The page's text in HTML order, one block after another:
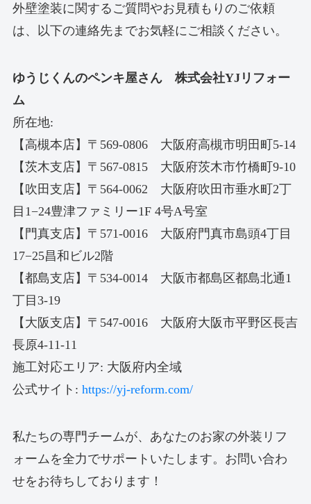
外壁塗装に関するご質問やお見積もりのご依頼
は、以下の連絡先までお気軽にご相談ください。
ゆうじくんのペンキ屋さん 株式会社YJリフォー
ム
所在地:
【高槻本店】〒569-0806 大阪府高槻市明田町5-14
【茨木支店】〒567-0815 大阪府茨木市竹橋町9-10
【吹田支店】〒564-0062 大阪府吹田市垂水町2丁
目1−24豊津ファミリー1F 4号A号室
【門真支店】〒571-0016 大阪府門真市島頭4丁目
17−25昌和ビル2階
【都島支店】〒534-0014 大阪市都島区都島北通1
丁目3-19
【大阪支店】〒547-0016 大阪府大阪市平野区長吉
長原4-11-11
施工対応エリア: 大阪府内全域
公式サイト: https://yj-reform.com/
私たちの専門チームが、あなたのお家の外装リフ
ォームを全力でサポートいたします。お問い合わ
せをお待ちしております！